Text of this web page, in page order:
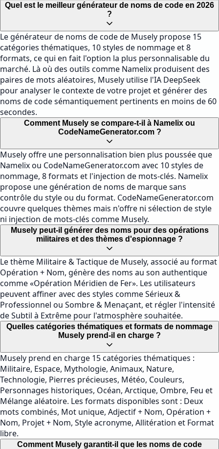
Quel est le meilleur générateur de noms de code en 2026
?
Le générateur de noms de code de Musely propose 15
catégories thématiques, 10 styles de nommage et 8
formats, ce qui en fait l'option la plus personnalisable du
marché. Là où des outils comme Namelix produisent des
paires de mots aléatoires, Musely utilise l'IA DeepSeek
pour analyser le contexte de votre projet et générer des
noms de code sémantiquement pertinents en moins de 60
secondes.
Comment Musely se compare-t-il à Namelix ou
CodeNameGenerator.com ?
Musely offre une personnalisation bien plus poussée que
Namelix ou CodeNameGenerator.com avec 10 styles de
nommage, 8 formats et l'injection de mots-clés. Namelix
propose une génération de noms de marque sans
contrôle du style ou du format. CodeNameGenerator.com
couvre quelques thèmes mais n'offre ni sélection de style
ni injection de mots-clés comme Musely.
Musely peut-il générer des noms pour des opérations
militaires et des thèmes d'espionnage ?
Le thème Militaire & Tactique de Musely, associé au format
Opération + Nom, génère des noms au son authentique
comme «Opération Méridien de Fer». Les utilisateurs
peuvent affiner avec des styles comme Sérieux &
Professionnel ou Sombre & Menaçant, et régler l'intensité
de Subtil à Extrême pour l'atmosphère souhaitée.
Quelles catégories thématiques et formats de nommage
Musely prend-il en charge ?
Musely prend en charge 15 catégories thématiques :
Militaire, Espace, Mythologie, Animaux, Nature,
Technologie, Pierres précieuses, Météo, Couleurs,
Personnages historiques, Océan, Arctique, Ombre, Feu et
Mélange aléatoire. Les formats disponibles sont : Deux
mots combinés, Mot unique, Adjectif + Nom, Opération +
Nom, Projet + Nom, Style acronyme, Allitération et Format
libre.
Comment Musely garantit-il que les noms de code